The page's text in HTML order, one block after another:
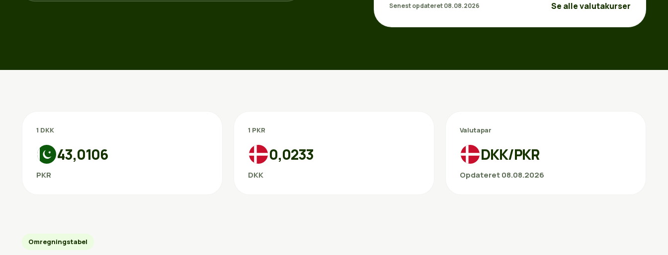
Senest opdateret 08.08.2026 Se alle valutakurser
1 DKK
43,0106
PKR
1 PKR
0,0233
DKK
Valutapar
DKK/PKR
Opdateret 08.08.2026
Omregningstabel